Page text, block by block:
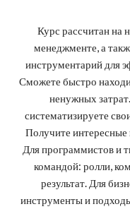
Курс рассчитан на
менеджменте, а
инструментарий для
Сможете быстро
ненужных
систематизируете
Получите
Для программистов и
командой: ролли,
результат. Для
инструменты и